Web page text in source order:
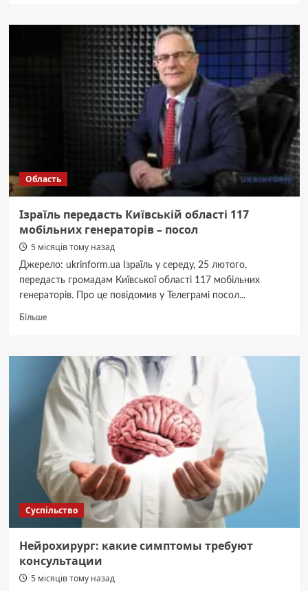
Київщині
Національного
«Білоозерський»
Область
Ізраїль передасть Київській області 117
мобільних генераторів – посол
5 місяців тому назад
Джерело: ukrinform.ua Ізраїль у середу, 25 лютого,
передасть громадам Київської області 117 мобільних
генераторів. Про це повідомив у Телеграмі посол...
БільшеДокладніше
передасть
Київській
області
117
мобільних
генераторів
–
посол
Суспільство
Нейрохирург: какие симптомы требуют
консультации
5 місяців тому назад